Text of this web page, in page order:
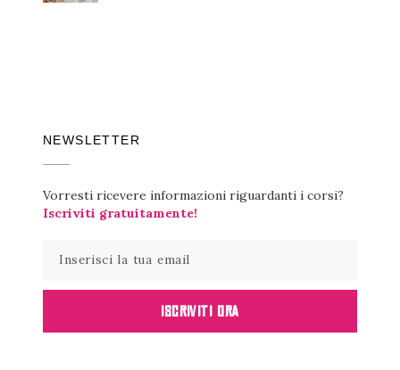
NEWSLETTER
Vorresti ricevere informazioni riguardanti i corsi?
Iscriviti gratuitamente!
ISCRIVITI ORA